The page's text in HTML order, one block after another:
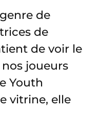
de
de
de voir le
joueurs
Youth
vitrine, elle